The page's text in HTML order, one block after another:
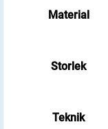
Material
Storlek
Teknik